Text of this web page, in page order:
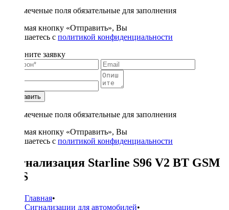
* - отмеченые поля обязательные для заполнения
Нажимая кнопку «Отправить», Вы
соглашаетесь с политикой конфиденциальности
Заполните заявку
Отправить
* - отмеченые поля обязательные для заполнения
Нажимая кнопку «Отправить», Вы
соглашаетесь с политикой конфиденциальности
Сигнализация Starline S96 V2 BT GSM
GPS
Главная•
Сигнализации для автомобилей•